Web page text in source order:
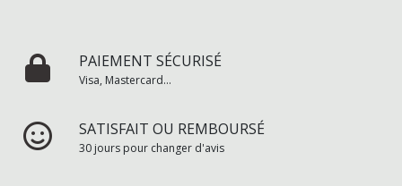
PAIEMENT SÉCURISÉ
Visa, Mastercard...
SATISFAIT OU REMBOURSÉ
30 jours pour changer d'avis